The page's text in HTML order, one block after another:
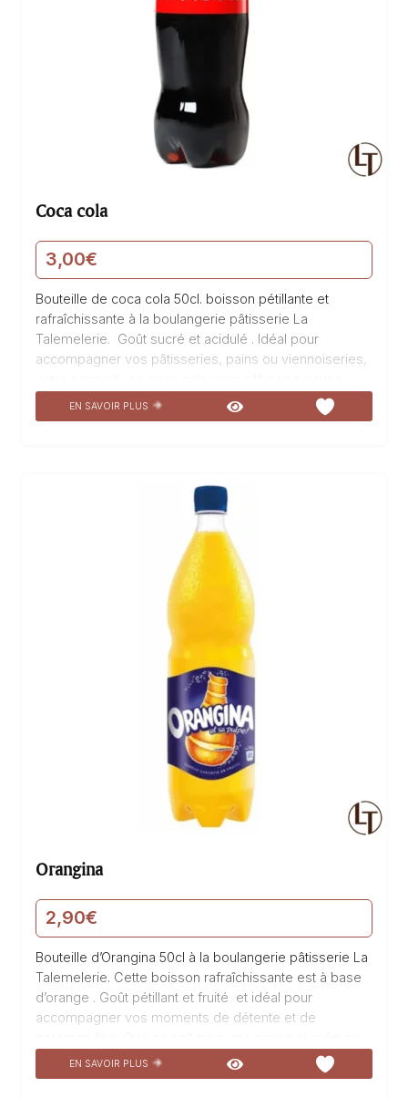
Coca cola
3,00€
Bouteille de coca cola 50cl. boisson pétillante et
rafraîchissante à la boulangerie pâtisserie La
Talemelerie. Goût sucré et acidulé . Idéal pour
accompagner vos pâtisseries, pains ou viennoiseries,
gourmande et rafraîchissante. Venez découvrir cette
boisson désaltérante à La Talemelerie.
EN SAVOIR PLUS
Orangina
2,90€
Bouteille d’Orangina 50cl à la boulangerie pâtisserie La
Talemelerie. Cette boisson rafraîchissante est à base
d’orange . Goût pétillant et fruité et idéal pour
accompagner vos moments de détente et de
pour agrémenter vos repas.
EN SAVOIR PLUS